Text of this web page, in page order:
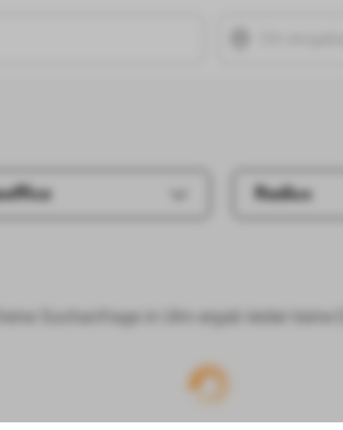
Radius
Deine Suchanfrage in Ulm ergab leider keine